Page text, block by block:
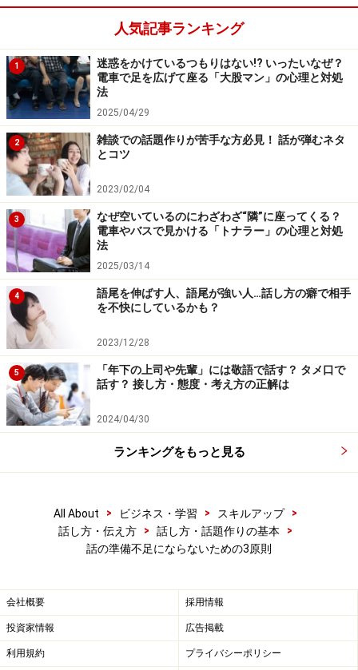
人気記事ランキング
1
迷惑をかけているつもりはない!? いったいなぜ？
電車で足を広げて座る「大股マン」の心理と対処
法
2025/04/29
2
雑談での話題作りが苦手な方必見！ 話が弾むネタ
とコツ
2023/02/04
3
なぜ空いているのにわざわざ“隣”に座ってくる？
電車やバスで見かける「トナラー」の心理と対処
法
2025/03/14
4
語尾を伸ばす人、語尾が強い人…話し方の癖で相手
を不快にしているかも？
2023/12/28
5
「年下の上司や先輩」には敬語で話す？ タメ口で
話す？ 接し方・態度・考え方の正解は
2024/04/30
ランキングをもっと見る
All About > ビジネス・学習 > スキルアップ
>
話し方・伝え方
> 話し方・話題作りの基本
>
話の準備不足にならないための3原則
会社概要 採用情報
投資家情報 広告掲載
利用規約 プライバシーポリシー